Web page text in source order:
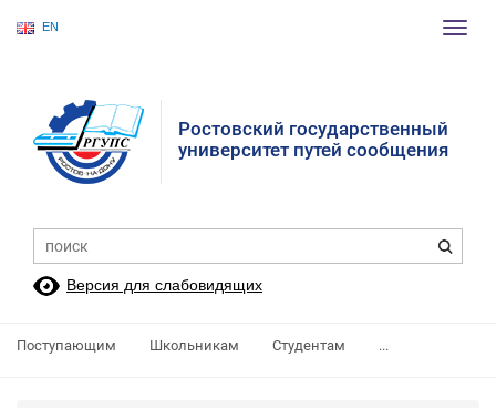
EN
Ростовский государственный
университет путей сообщения
Версия для слабовидящих
Поступающим Школьникам Студентам ...